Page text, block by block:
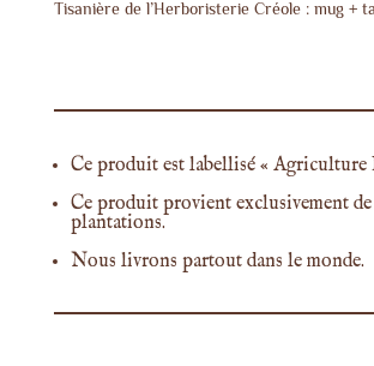
Tisanière de l’Herboristerie Créole : mug +
Ce produit est labellisé « Agriculture
Ce produit provient exclusivement
plantations.
Nous livrons partout dans le monde.